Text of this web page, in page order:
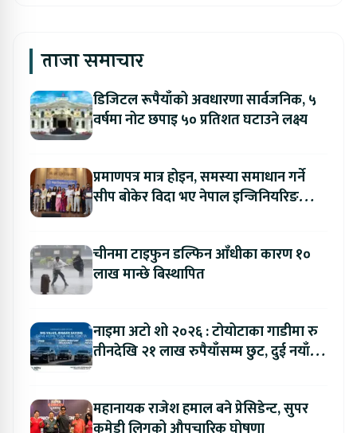
ताजा समाचार
डिजिटल रूपैयाँको अवधारणा सार्वजनिक, ५
वर्षमा नोट छपाइ ५० प्रतिशत घटाउने लक्ष्य
प्रमाणपत्र मात्र होइन, समस्या समाधान गर्ने
सीप बोकेर विदा भए नेपाल इन्जिनियरिङ
चीनमा टाइफुन डल्फिन आँधीका कारण १०
लाख मान्छे बिस्थापित
नाइमा अटो शो २०२६ : टोयोटाका गाडीमा रु
तीनदेखि २१ लाख रुपैयाँसम्म छुट, दुई नयाँ
महानायक राजेश हमाल बने प्रेसिडेन्ट, सुपर